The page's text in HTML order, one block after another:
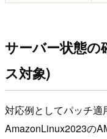
サーバー状態の
ス対象)
対応例としてパッチ適
AmazonLinux2023の